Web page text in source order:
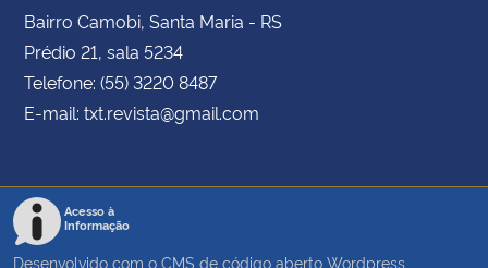
Bairro Camobi, Santa Maria - RS
Prédio 21, sala 5234
Telefone: (55) 3220 8487
E-mail: txt.revista@gmail.com
Acesso à
Informação
Desenvolvido com o CMS de código aberto Wordpress